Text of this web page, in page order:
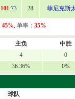
101:73 28 菲尼克斯
45%, 单率： 35%
主负
中胜
4
0
36.36% 0%
球队